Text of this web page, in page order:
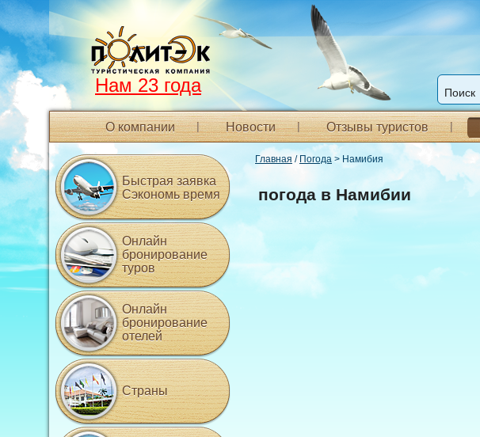
Нам 23 года
О компании Новости Отзывы туристов
Главная / Погода> Намибия
погода в Намибии
Быстрая заявка
Сэкономь время
Онлайн
бронирование
туров
Онлайн
бронирование
отелей
Страны